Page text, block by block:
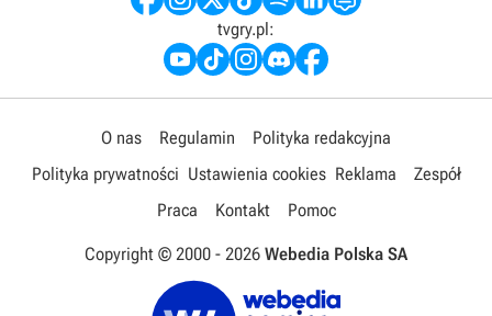
tvgry.pl:
O nas Regulamin
Polityka redakcyjna
Polityka prywatności Ustawienia cookies Reklama
Zespół
Praca
Kontakt Pomoc
Copyright © 2000 - 2026 Webedia Polska SA